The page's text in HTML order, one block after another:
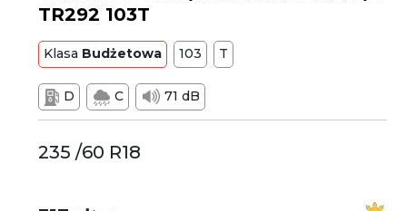
TR292 103T
Klasa Budżetowa 103 T
D C 71 dB
235 /60 R18